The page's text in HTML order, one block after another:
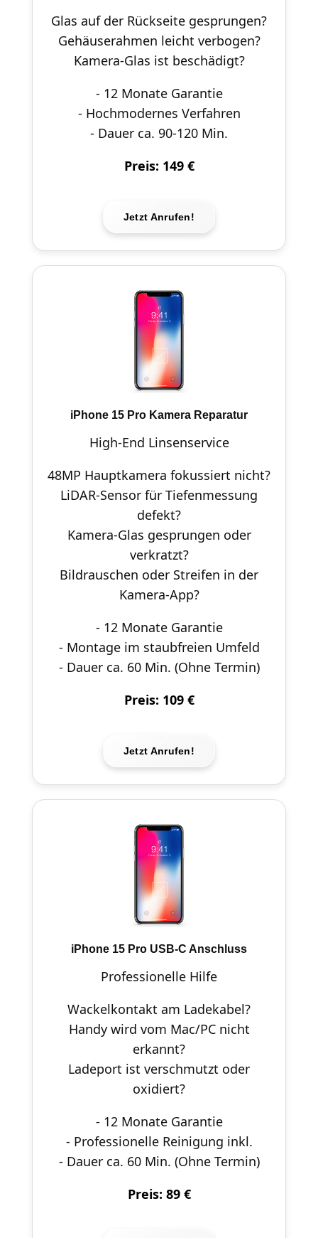
Glas auf der Rückseite gesprungen?
Gehäuserahmen leicht verbogen?
Kamera-Glas ist beschädigt?
- 12 Monate Garantie
- Hochmodernes Verfahren
- Dauer ca. 90-120 Min.
Preis: 149 €
Jetzt Anrufen!
iPhone 15 Pro Kamera Reparatur
High-End Linsenservice
48MP Hauptkamera fokussiert nicht?
LiDAR-Sensor für Tiefenmessung
defekt?
Kamera-Glas gesprungen oder
verkratzt?
Bildrauschen oder Streifen in der
Kamera-App?
- 12 Monate Garantie
- Montage im staubfreien Umfeld
- Dauer ca. 60 Min. (Ohne Termin)
Preis: 109 €
Jetzt Anrufen!
iPhone 15 Pro USB-C Anschluss
Professionelle Hilfe
Wackelkontakt am Ladekabel?
Handy wird vom Mac/PC nicht
erkannt?
Ladeport ist verschmutzt oder
oxidiert?
- 12 Monate Garantie
- Professionelle Reinigung inkl.
- Dauer ca. 60 Min. (Ohne Termin)
Preis: 89 €